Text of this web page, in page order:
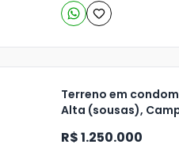
Terreno em
Alta (sousas),
R$ 1.250.000